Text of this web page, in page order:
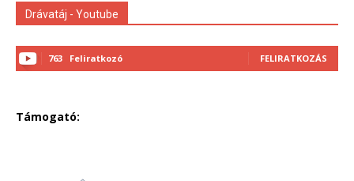
Drávatáj - Youtube
763 Feliratkozó FELIRATKOZÁS
Támogató: